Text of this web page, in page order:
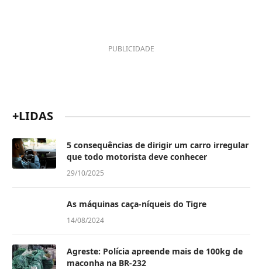
PUBLICIDADE
+LIDAS
5 consequências de dirigir um carro irregular
que todo motorista deve conhecer
29/10/2025
As máquinas caça-níqueis do Tigre
14/08/2024
Agreste: Polícia apreende mais de 100kg de
maconha na BR-232